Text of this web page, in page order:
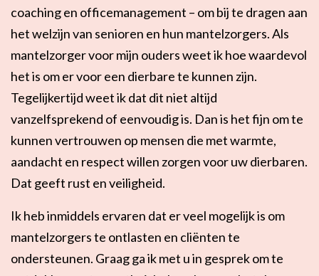
Mantelzorg aan huis
Diensten voor
organisaties
Mantelzorger van de zaak
Flexibel inzetbaar
Altijd in de buurt
Snel geregeld
coaching en officemanagement – om bij te dragen aan
het welzijn van senioren en hun mantelzorgers. Als
mantelzorger voor mijn ouders weet ik hoe waardevol
het is om er voor een dierbare te kunnen zijn.
Tegelijkertijd weet ik dat dit niet altijd
vanzelfsprekend of eenvoudig is. Dan is het fijn om te
kunnen vertrouwen op mensen die met warmte,
aandacht en respect willen zorgen voor uw dierbaren.
Dat geeft rust en veiligheid.
Ik heb inmiddels ervaren dat er veel mogelijk is om
mantelzorgers te ontlasten en cliënten te
ondersteunen. Graag ga ik met u in gesprek om te